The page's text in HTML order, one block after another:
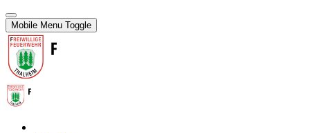
Mobile Menu Toggle